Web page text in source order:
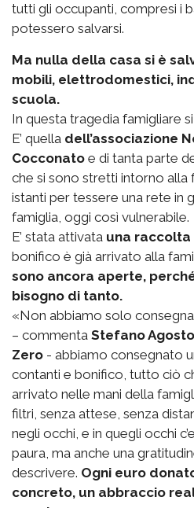
tutti gli occupanti, compresi i
potessero salvarsi.
Ma nulla della casa si è
mobili, elettrodomestici,
scuola.
In questa tragedia famigliare
E’ quella dell’associazione
Cocconato e di tanta parte
che si sono stretti intorno alla
istanti per tessere una rete in
famiglia, oggi così vulnerabile.
E’ stata attivata una
bonifico è già arrivato alla
sono ancora aperte,
bisogno di tanto.
«Non abbiamo solo
– commenta Stefano
Zero - abbiamo consegnato
contanti e bonifico, tutto ciò
arrivato nelle mani della
filtri, senza attese, senza
negli occhi, e in quegli occhi
paura, ma anche una
descrivere. Ogni euro
concreto, un abbraccio